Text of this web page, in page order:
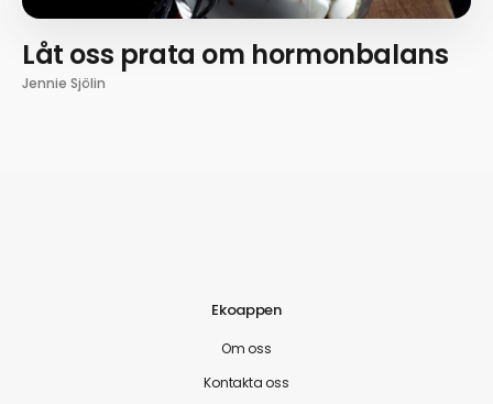
Låt oss prata om hormonbalans
Jennie Sjölin
Ekoappen
Om oss
Kontakta oss